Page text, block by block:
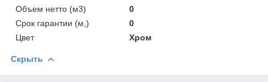
Объем нетто (м3)
0
Срок гарантии (м,)
0
Цвет
Хром
Скрыть